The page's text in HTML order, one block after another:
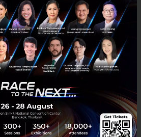
ง Focus สร้างคน–นวัตกรรม–ปฏิรูป